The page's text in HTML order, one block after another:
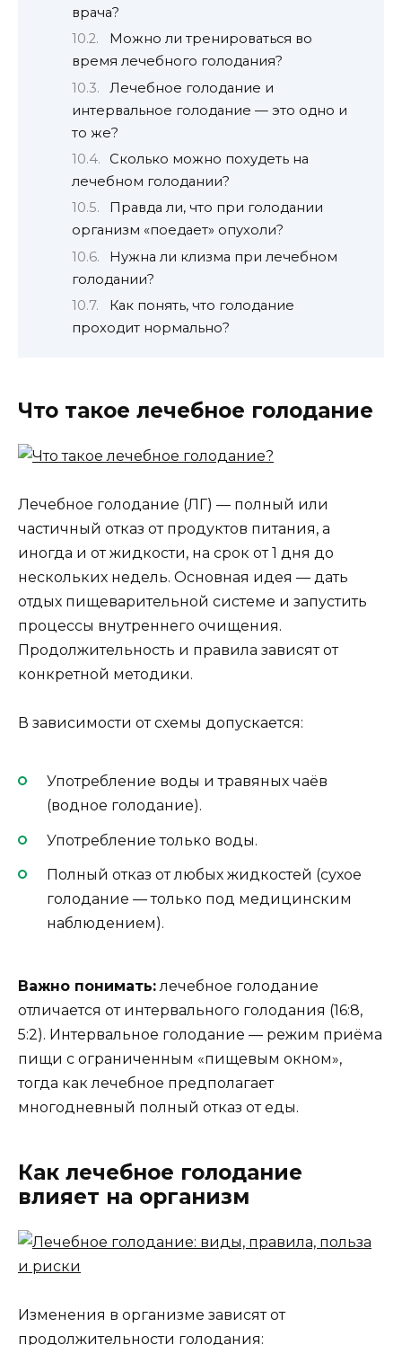
врача?
Можно ли тренироваться во
время лечебного голодания?
Лечебное голодание и
интервальное голодание — это одно и
то же?
Сколько можно похудеть на
лечебном голодании?
Правда ли, что при голодании
организм «поедает» опухоли?
Нужна ли клизма при лечебном
голодании?
Как понять, что голодание
проходит нормально?
Что такое лечебное голодание
Лечебное голодание (ЛГ) — полный или
частичный отказ от продуктов питания, а
иногда и от жидкости, на срок от 1 дня до
нескольких недель. Основная идея — дать
отдых пищеварительной системе и запустить
процессы внутреннего очищения.
Продолжительность и правила зависят от
конкретной методики.
В зависимости от схемы допускается:
Употребление воды и травяных чаёв
(водное голодание).
Употребление только воды.
Полный отказ от любых жидкостей (сухое
голодание — только под медицинским
наблюдением).
Важно понимать:лечебное голодание
отличается от интервального голодания (16:8,
5:2). Интервальное голодание — режим приёма
пищи с ограниченным «пищевым окном»,
тогда как лечебное предполагает
многодневный полный отказ от еды.
Как лечебное голодание
влияет на организм
Изменения в организме зависят от
продолжительности голодания: